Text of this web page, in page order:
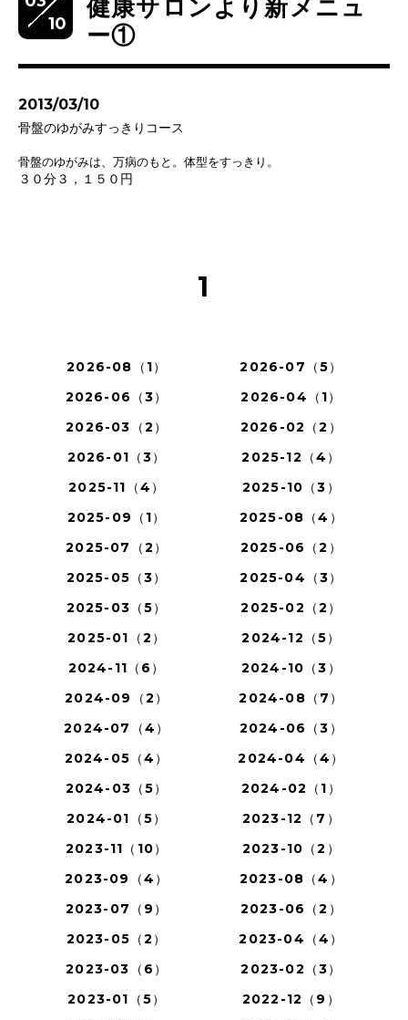
10
健康サロンより新メニュ
ー①
2013/03/10
骨盤のゆがみすっきりコース
骨盤のゆがみは、万病のもと。体型をすっきり 。
３０分３，１５０円
1
2026-08（1）
2026-07（5）
2026-06（3）
2026-04（1）
2026-03（2）
2026-02（2）
2026-01（3）
2025-12（4）
2025-11（4）
2025-10（3）
2025-09（1）
2025-08（4）
2025-07（2）
2025-06（2）
2025-05（3）
2025-04（3）
2025-03（5）
2025-02（2）
2025-01（2）
2024-12（5）
2024-11（6）
2024-10（3）
2024-09（2）
2024-08（7）
2024-07（4）
2024-06（3）
2024-05（4）
2024-04（4）
2024-03（5）
2024-02（1）
2024-01（5）
2023-12（7）
2023-11（10）
2023-10（2）
2023-09（4）
2023-08（4）
2023-07（9）
2023-06（2）
2023-05（2）
2023-04（4）
2023-03（6）
2023-02（3）
2023-01（5）
2022-12（9）